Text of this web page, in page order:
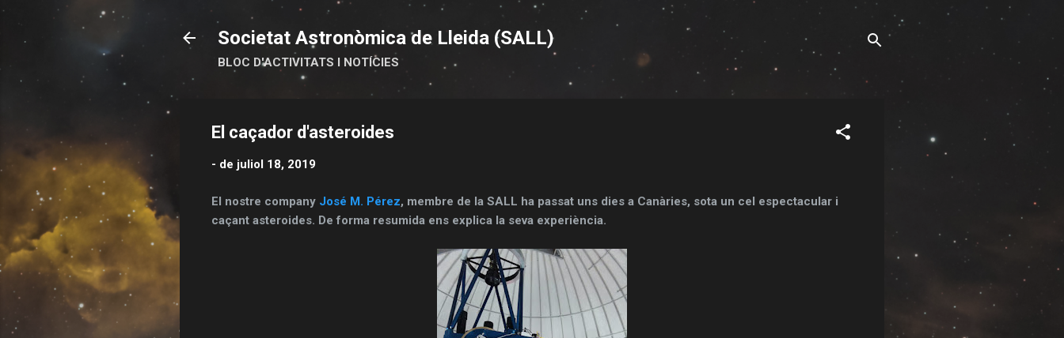
Salta al contingut principal
Societat Astronòmica de Lleida (SALL)
BLOC D'ACTIVITATS I NOTÍCIES
El caçador d'asteroides
- de juliol 18, 2019
El nostre company José M. Pérez, membre de la SALL ha passat uns dies a Canàries, sota un cel espectacular i
caçant asteroides. De forma resumida ens explica la seva experiència.